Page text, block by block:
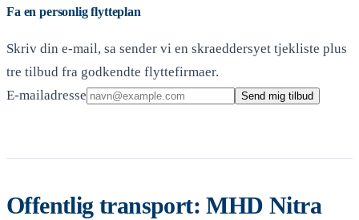
Fa en personlig flytteplan
Skriv din e-mail, sa sender vi en skraeddersyet tjekliste plus
tre tilbud fra godkendte flyttefirmaer.
E-mailadresse
Send mig tilbud
Offentlig transport: MHD Nitra